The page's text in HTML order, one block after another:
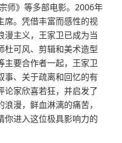
师》等多部电影。2006年
席。凭借丰富而感性的视
漫主义，王家卫已成为当
杜可风、剪辑和美术造型
主要合作者一起，王家卫
事、关于疏离和回忆的有
论家欣喜若狂，并启发了
漫，鲜血淋漓的痛苦，
你进入这位极具影响力的